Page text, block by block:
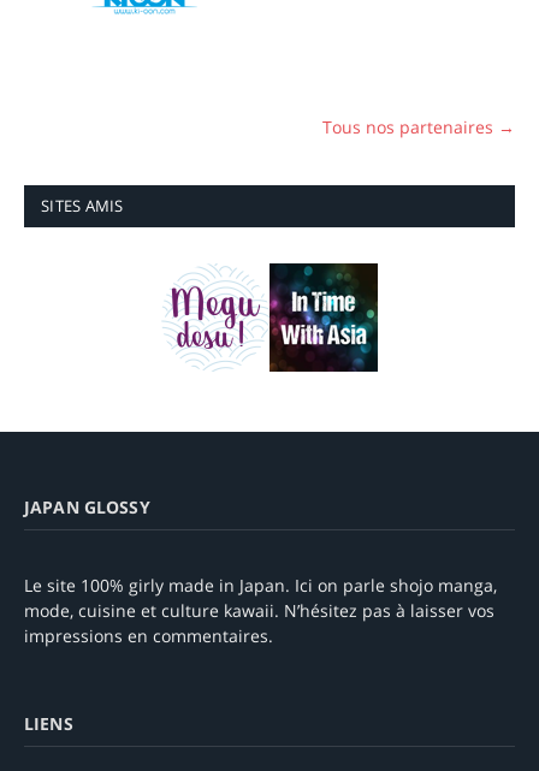
Tous nos partenaires →
SITES AMIS
JAPAN GLOSSY
Le site 100% girly made in Japan. Ici on parle shojo manga,
mode, cuisine et culture kawaii. N’hésitez pas à laisser vos
impressions en commentaires.
LIENS